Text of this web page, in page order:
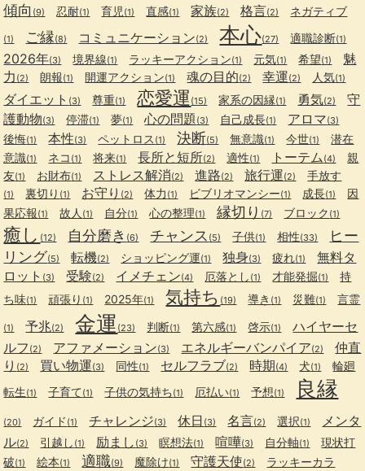
傾向 (9) 忍耐(1) 育児(1) 直感(1) 家族(2) 格言(2) ネガティブ
(1) ご縁(8) コミュニケーション(2) 本心(27) 適職診断(1)
2026年(3) 境界線(1) ラッキーアクション(1) 元気(1) 希望(1)
魅
力 (2) 朗報(1) 開運アクション(1) 魂の目的(2) 幸運(2) 人気(1)
ダイエット (3) 尊重(1) 恋愛運 (15) 家系の因縁(1) 勇気(2)
守
護動物(3) 停滞(1) 夢(1) 心の問題(3) 自己成長(1) アロマ(3)
後悔(1) 本性(3) ペットロス (1) 決断(5) 無意識(1) 今世(1)
潜在
意識(1) ネコ (1) 将来(1) 長所と短所(2) 適性(1) トーテム(4)
親
友(1) お財布(1) ストレス解消(2) 進路(2) 旅行運(2) 手放す
(1) 裏切り (1) お守り (2) 体力 (1) ビブリオマンシー(1) 成長(1)
因
果応報(1) 故人 (1) 自分(1) 心の整理(1) 縁切り (7) ブロック (1)
癒し (12) 自分磨き (6) チャンス (5) 子供(1) 相性(33)
ヒー
リング(5) 転機(2) ショッピング運(1) 独身(3) 疲れ(1)
無料タ
ロット (3) 受験(2) イメチェン(4) 厄落とし (1) 才能発掘(1)
持
ち味(1) 頑張り (1) 2025年(1) 気持ち (19) 導き (1) 災難(1) 言霊
(1) 予兆(2) 金運 (23) 判断(1) 第六感(1) 啓示(1)
ハイヤーセ
ルフ (2) アファメーション(3) エネルギーバンパイア(2)
仲直
り (2) 買い物運(3) 同性(1) セルフラブ(2) 時期(4) 犬(1)
輪廻
転生(1) 子育て(1) 子供の気持ち(1) 厄払い(1) 予想(1) 良縁
(20) ガイド (1) チャレンジ(3) 休日 (3) 名言(2) 選択(1)
メンタ
ル(2) 引越し (1) 励まし (3) 瞑想法(1) 喧嘩(3) 自分軸(1)
現状打
破(1) 絵本(1) 適職(9) 魔除け(1) 守護天使(2)
ラッキーカラ